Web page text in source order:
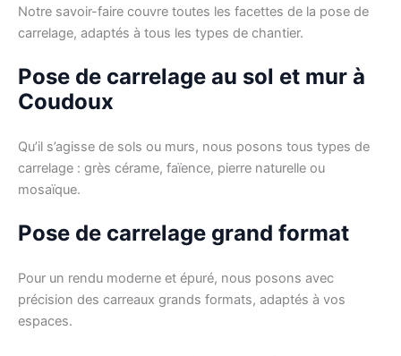
Notre savoir-faire couvre toutes les facettes de la pose de
carrelage, adaptés à tous les types de chantier.
Pose de carrelage au sol et mur à
Coudoux
Qu’il s’agisse de sols ou murs, nous posons tous types de
carrelage : grès cérame, faïence, pierre naturelle ou
mosaïque.
Pose de carrelage grand format
Pour un rendu moderne et épuré, nous posons avec
précision des carreaux grands formats, adaptés à vos
espaces.